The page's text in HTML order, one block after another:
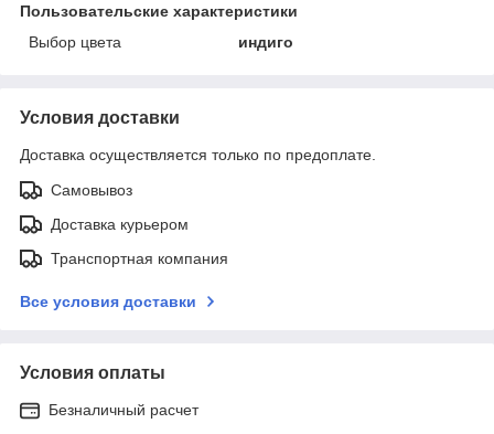
Пользовательские характеристики
Выбор цвета
индиго
Условия доставки
Доставка осуществляется только по предоплате.
Самовывоз
Доставка курьером
Транспортная компания
Все условия доставки
Условия оплаты
Безналичный расчет